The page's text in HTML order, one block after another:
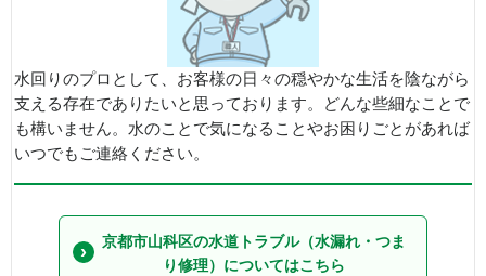
水回りのプロとして、お客様の日々の穏やかな生活を陰ながら
支える存在でありたいと思っております。どんな些細なことで
も構いません。水のことで気になることやお困りごとがあれば
いつでもご連絡ください。
京都市山科区の水道トラブル（水漏れ・つま
り修理）についてはこちら